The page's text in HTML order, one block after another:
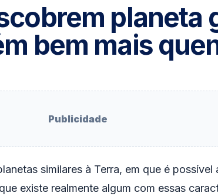
planeta
bem mais
Publicidade
similares à Terra, em que é possível
existe realmente algum com essas